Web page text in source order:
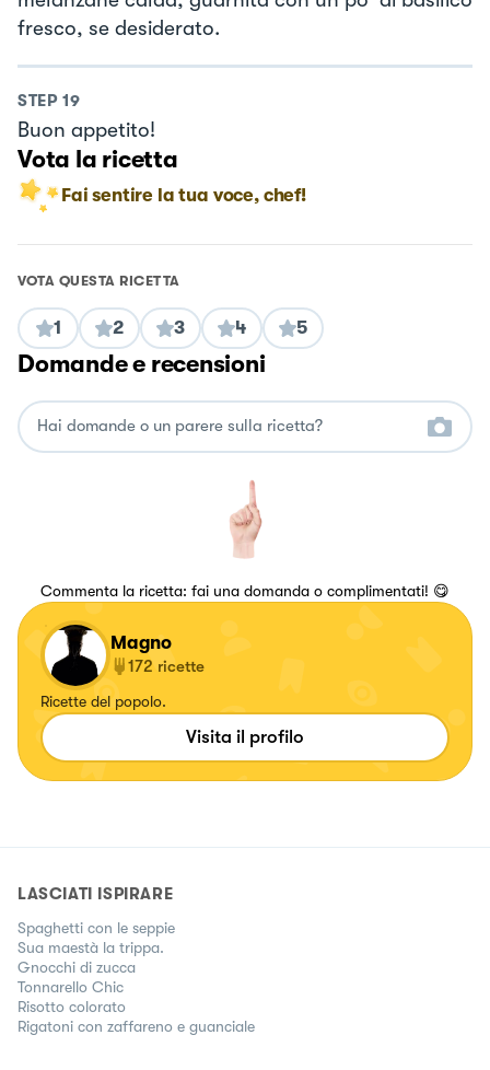
fresco, se desiderato.
STEP 19
Buon appetito!
Vota la ricetta
Fai sentire la tua voce, chef!
VOTA QUESTA RICETTA
1 2 3 4 5
Domande e recensioni
Commenta la ricetta: fai una domanda o complimentati! 😋
Magno
172 ricette
Ricette del popolo.
Visita il profilo
LASCIATI ISPIRARE
Spaghetti con le seppie
Sua maestà la trippa.
Gnocchi di zucca
Tonnarello Chic
Risotto colorato
Rigatoni con zaffareno e guanciale